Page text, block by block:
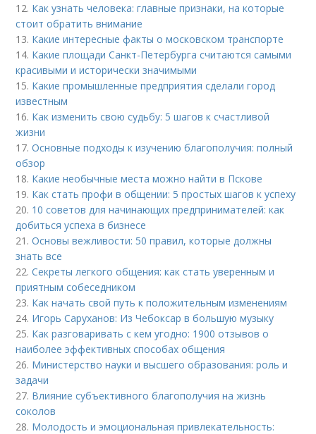
12. Как узнать человека: главные признаки, на которые
стоит обратить внимание
13. Какие интересные факты о московском транспорте
14. Какие площади Санкт-Петербурга считаются самыми
красивыми и исторически значимыми
15. Какие промышленные предприятия сделали город
известным
16. Как изменить свою судьбу: 5 шагов к счастливой
жизни
17.Основные подходы к изучению благополучия: полный
обзор
18. Какие необычные места можно найти в Пскове
19. Как стать профи в общении: 5 простых шагов к успеху
20. 10 советов для начинающих предпринимателей: как
добиться успеха в бизнесе
21.Основы вежливости: 50 правил, которые должны
знать все
22.Секреты легкого общения: как стать уверенным и
приятным собеседником
23. Как начать свой путь к положительным изменениям
24. Игорь Саруханов: Из Чебоксар в большую музыку
25. Как разговаривать с кем угодно: 1900 отзывов о
наиболее эффективных способах общения
26. Министерство науки и высшего образования: роль и
задачи
27. Влияние субъективного благополучия на жизнь
соколов
28. Молодость и эмоциональная привлекательность: